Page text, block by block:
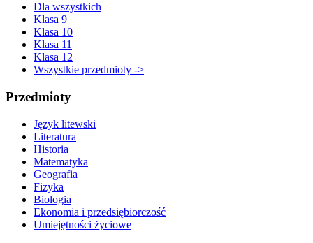
Dla wszystkich
Klasa 9
Klasa 10
Klasa 11
Klasa 12
Wszystkie przedmioty ->
Przedmioty
Język litewski
Literatura
Historia
Matematyka
Geografia
Fizyka
Biologia
Ekonomia i przedsiębiorczość
Umiejętności życiowe